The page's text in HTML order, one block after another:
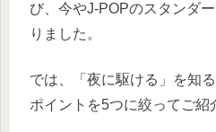
び、今やJ-POPのスタンダ
りました。
では、「夜に駆ける」を知
ポイントを5つに絞ってご紹